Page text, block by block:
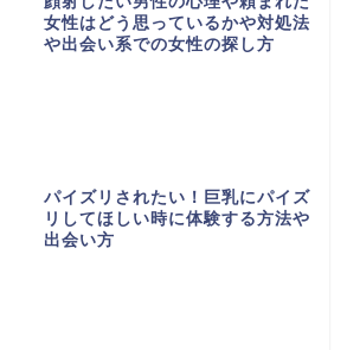
女性はどう思っているかや対処法
や出会い系での女性の探し方
パイズリされたい！巨乳にパイズ
リしてほしい時に体験する方法や
出会い方